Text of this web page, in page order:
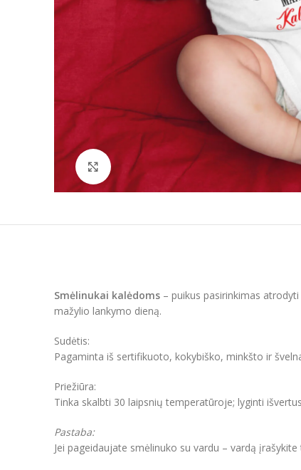
Padidinti
Smėlinukai kalėdoms – puikus pasirinkimas
mažylio lankymo dieną.
Sudėtis:
Pagaminta iš sertifikuoto, kokybiško, minkšto ir
Priežiūra:
Tinka skalbti 30 laipsnių temperatūroje; lyginti
Pastaba:
Jei pageidaujate smėlinuko su vardu – vardą